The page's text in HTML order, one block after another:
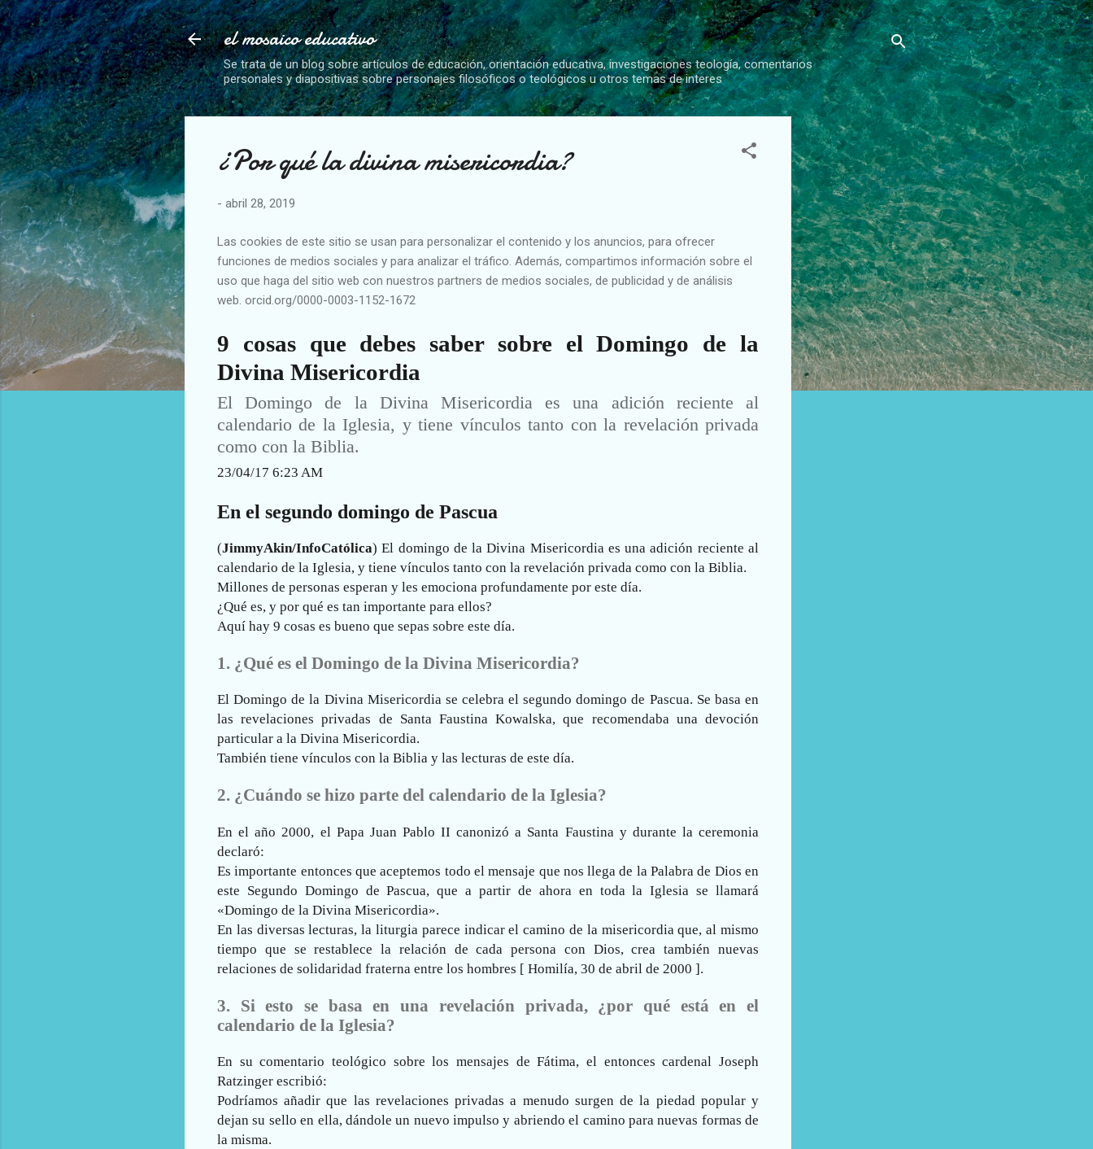
Ir al contenido principal
el mosaico educativo
Se trata de un blog sobre artículos de educación, orientación educativa, investigaciones teología, comentarios
personales y diapositivas sobre personajes filosóficos o teológicos u otros temas de interes
¿Por qué la divina misericordia?
- abril 28, 2019
Las cookies de este sitio se usan para personalizar el contenido y los anuncios, para ofrecer
funciones de medios sociales y para analizar el tráfico. Además, compartimos información sobre el
uso que haga del sitio web con nuestros partners de medios sociales, de publicidad y de análisis
web. orcid.org/0000-0003-1152-1672
9 cosas que debes saber sobre el Domingo de la
Divina Misericordia
El Domingo de la Divina Misericordia es una adición reciente al
calendario de la Iglesia, y tiene vínculos tanto con la revelación privada
como con la Biblia.
23/04/17 6:23 AM
En el segundo domingo de Pascua
(JimmyAkin/InfoCatólica) El domingo de la Divina Misericordia es una adición reciente al
calendario de la Iglesia, y tiene vínculos tanto con la revelación privada como con la Biblia.
Millones de personas esperan y les emociona profundamente por este día.
¿Qué es, y por qué es tan importante para ellos?
Aquí hay 9 cosas es bueno que sepas sobre este día.
1. ¿Qué es el Domingo de la Divina Misericordia?
El Domingo de la Divina Misericordia se celebra el segundo domingo de Pascua. Se basa en
las revelaciones privadas de Santa Faustina Kowalska, que recomendaba una devoción
particular a la Divina Misericordia.
También tiene vínculos con la Biblia y las lecturas de este día.
2. ¿Cuándo se hizo parte del calendario de la Iglesia?
En el año 2000, el Papa Juan Pablo II canonizó a Santa Faustina y durante la ceremonia
declaró:
Es importante entonces que aceptemos todo el mensaje que nos llega de la Palabra de Dios en
este Segundo Domingo de Pascua, que a partir de ahora en toda la Iglesia se llamará
«Domingo de la Divina Misericordia».
En las diversas lecturas, la liturgia parece indicar el camino de la misericordia que, al mismo
tiempo que se restablece la relación de cada persona con Dios, crea también nuevas
relaciones de solidaridad fraterna entre los hombres [ Homilía, 30 de abril de 2000 ].
3. Si esto se basa en una revelación privada, ¿por qué está en el
calendario de la Iglesia?
En su comentario teológico sobre los mensajes de Fátima, el entonces cardenal Joseph
Ratzinger escribió:
Podríamos añadir que las revelaciones privadas a menudo surgen de la piedad popular y
dejan su sello en ella, dándole un nuevo impulso y abriendo el camino para nuevas formas de
la misma.